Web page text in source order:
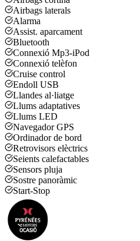
Airbags laterals
Alarma
Assist. aparcament
Bluetooth
Connexió Mp3-iPod
Connexió telèfon
Cruise control
Endoll USB
Llandes al·liatge
Llums adaptatives
Llums LED
Navegador GPS
Ordinador de bord
Retrovisors elèctrics
Seients calefactables
Sensors pluja
Sostre panoràmic
Start-Stop